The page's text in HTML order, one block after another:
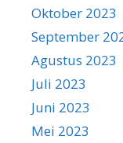
Oktober 2023
September
Agustus 2023
Juli 2023
Juni 2023
Mei 2023